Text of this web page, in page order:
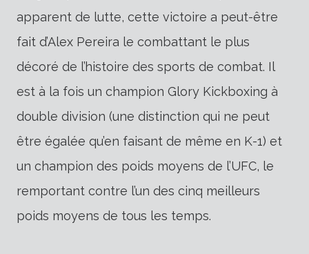
apparent de lutte, cette victoire a peut-être
fait d’Alex Pereira le combattant le plus
décoré de l’histoire des sports de combat. Il
est à la fois un champion Glory Kickboxing à
double division (une distinction qui ne peut
être égalée qu’en faisant de même en K-1) et
un champion des poids moyens de l’UFC, le
remportant contre l’un des cinq meilleurs
poids moyens de tous les temps.